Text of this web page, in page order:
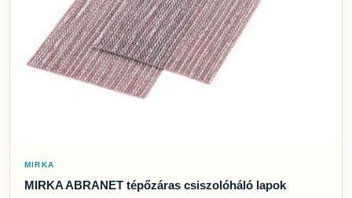
MIRKA
MIRKA ABRANET tépőzáras csiszolóháló lapok